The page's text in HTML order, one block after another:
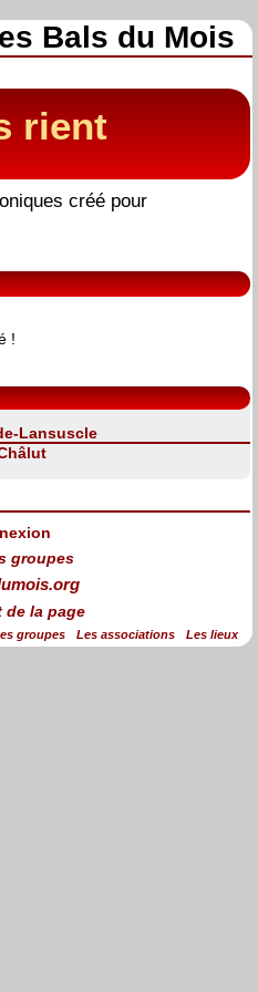
Bals du Mois
rient
créé pour
!
Lansuscle
groupes Les associations Les lieux